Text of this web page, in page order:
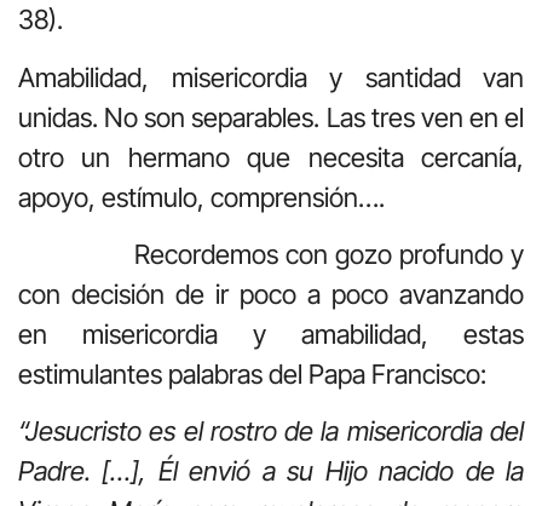
38).
Amabilidad, misericordia y santidad van
unidas. No son separables. Las tres ven en el
otro un hermano que necesita cercanía,
apoyo, estímulo, comprensión….
Recordemos con gozo profundo y
con decisión de ir poco a poco avanzando
en misericordia y amabilidad, estas
estimulantes palabras del Papa Francisco:
“Jesucristo es el rostro de la misericordia del
Padre. […], Él envió a su Hijo nacido de la